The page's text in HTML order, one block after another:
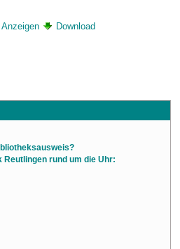
Anzeigen Download
Reutlingen rund um die Uhr: